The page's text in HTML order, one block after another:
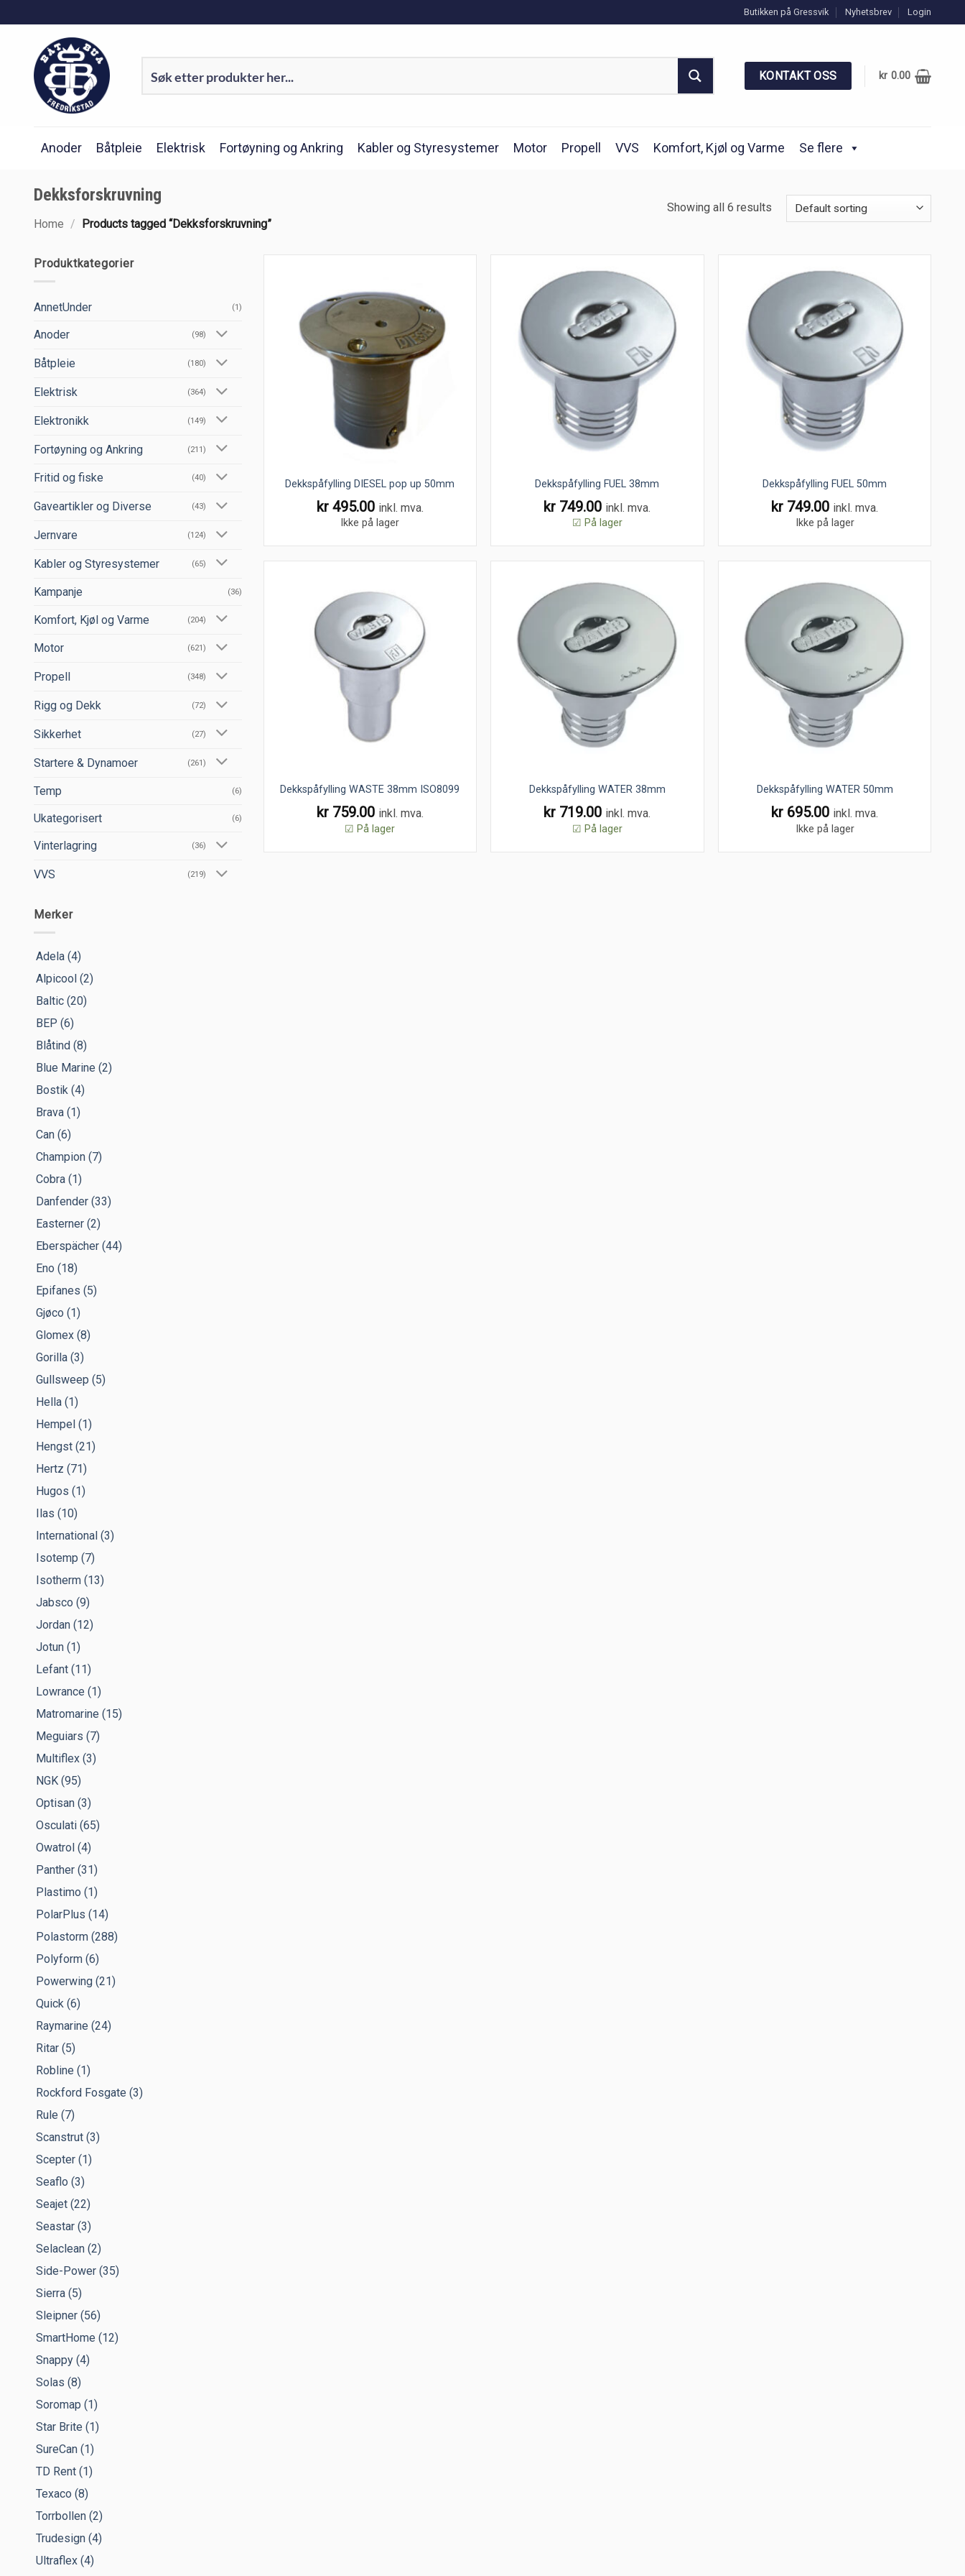
to
Butikken på Gressvik Nyhetsbrev Login
KONTAKT OSS kr 0.00
Anoder Båtpleie Elektrisk Fortøyning og Ankring Kabler og Styresystemer Motor Propell VVS Komfort, Kjøl og Varme Se flere
Dekksforskruvning
Home / Products tagged “Dekksforskruvning”
Showing all 6 results
Produktkategorier
AnnetUnder (1)
Anoder (98)
Båtpleie (180)
Elektrisk (364)
Elektronikk (149)
Fortøyning og Ankring (211)
Fritid og fiske (40)
Gaveartikler og Diverse (43)
Jernvare (124)
Kabler og Styresystemer (65)
Kampanje (36)
Komfort, Kjøl og Varme (204)
Motor (621)
Propell (348)
Rigg og Dekk (72)
Sikkerhet (27)
Startere & Dynamoer (261)
Temp (6)
Ukategorisert (6)
Vinterlagring (36)
VVS (219)
Merker
Adela (4)
Alpicool (2)
Baltic (20)
BEP (6)
Blåtind (8)
Blue Marine (2)
Bostik (4)
Brava (1)
Can (6)
Champion (7)
Cobra (1)
Danfender (33)
Easterner (2)
Eberspächer (44)
Eno (18)
Epifanes (5)
Gjøco (1)
Glomex (8)
Gorilla (3)
Gullsweep (5)
Hella (1)
Hempel (1)
Hengst (21)
Hertz (71)
Hugos (1)
Ilas (10)
International (3)
Isotemp (7)
Isotherm (13)
Jabsco (9)
Jordan (12)
Jotun (1)
Lefant (11)
Lowrance (1)
Matromarine (15)
Meguiars (7)
Multiflex (3)
NGK (95)
Optisan (3)
Osculati (65)
Owatrol (4)
Panther (31)
Plastimo (1)
PolarPlus (14)
Polastorm (288)
Polyform (6)
Powerwing (21)
Quick (6)
Raymarine (24)
Ritar (5)
Robline (1)
Rockford Fosgate (3)
Rule (7)
Scanstrut (3)
Scepter (1)
Seaflo (3)
Seajet (22)
Seastar (3)
Selaclean (2)
Side-Power (35)
Sierra (5)
Sleipner (56)
SmartHome (12)
Snappy (4)
Solas (8)
Soromap (1)
Star Brite (1)
SureCan (1)
TD Rent (1)
Texaco (8)
Torrbollen (2)
Trudesign (4)
Ultraflex (4)
Dekkspåfylling DIESEL pop up 50mm
kr495.00 inkl. mva.
Ikke på lager
Dekkspåfylling FUEL 38mm
kr 749.00 inkl. mva.
☑ På lager
Dekkspåfylling FUEL 50mm
kr 749.00 inkl. mva.
Ikke på lager
Dekkspåfylling WASTE 38mm ISO8099
kr759.00 inkl. mva.
☑ På lager
Dekkspåfylling WATER 38mm
kr 719.00 inkl. mva.
☑ På lager
Dekkspåfylling WATER 50mm
kr 695.00 inkl. mva.
Ikke på lager